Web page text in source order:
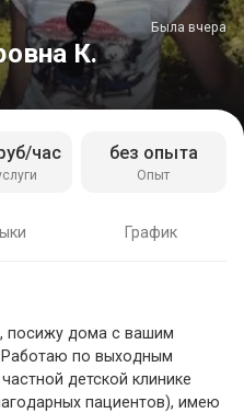
К.
Была вчера
час
Опыт
без опыта
График
посижу дома с вашим
по выходным
детской клинике
пациентов), имею